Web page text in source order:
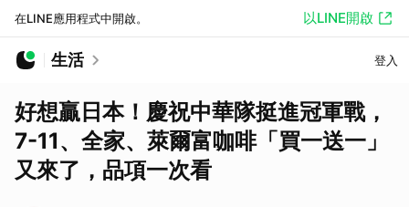
在LINE應用程式中開啟。 以LINE開啟
生活 登入
好想贏日本！慶祝中華隊挺進冠軍戰，
7-11、全家、萊爾富咖啡「買一送一」
又來了，品項一次看